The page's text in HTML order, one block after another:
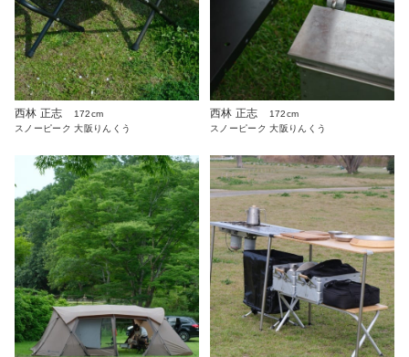
西林 正志
172cm
スノーピーク 大阪りんくう
西林 正志
172cm
スノーピーク 大阪りんくう